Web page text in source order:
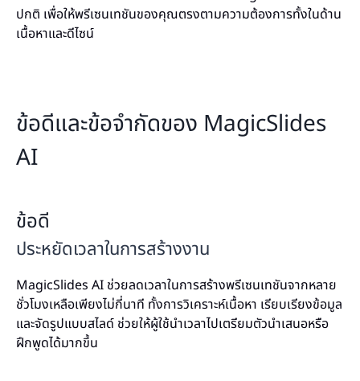
ปกติ เพื่อให้พรีเซนเทชันของคุณตรงตามความต้องการทั้งในด้าน
เนื้อหาและดีไซน์
ข้อดีและข้อจำกัดของ MagicSlides
AI
ข้อดี
ประหยัดเวลาในการสร้างงาน
MagicSlides AI ช่วยลดเวลาในการสร้างพรีเซนเทชันจากหลาย
ชั่วโมงเหลือเพียงไม่กี่นาที ทั้งการวิเคราะห์เนื้อหา เรียบเรียงข้อมูล
และจัดรูปแบบสไลด์ ช่วยให้ผู้ใช้นำเวลาไปเตรียมตัวนำเสนอหรือ
ฝึกพูดได้มากขึ้น